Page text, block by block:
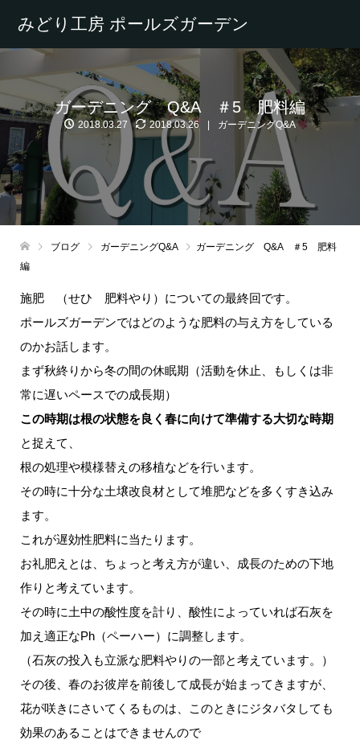
みどり工房 ポールズガーデン
ガーデニング Q&A ＃5 肥料編
2018.03.27 2018.03.26 ガーデニングQ&A
ブログ ガーデニングQ&A
ガーデニング Q&A ＃5 肥料
編
施肥 （せひ 肥料やり）についての最終回です。
ポールズガーデンではどのような肥料の与え方をしている
のかお話します。
まず秋終りから冬の間の休眠期（活動を休止、もしくは非
常に遅いペースでの成長期）
この時期は根の状態を良く春に向けて準備する大切な時期
と捉えて、
根の処理や模様替えの移植などを行います。
その時に十分な土壌改良材として堆肥などを多くすき込み
ます。
これが遅効性肥料に当たります。
お礼肥えとは、ちょっと考え方が違い、成長のための下地
作りと考えています。
その時に土中の酸性度を計り、酸性によっていれば石灰を
加え適正なPh（ペーハー）に調整します。
（石灰の投入も立派な肥料やりの一部と考えています。）
その後、春のお彼岸を前後して成長が始まってきますが、
花が咲きにさいてくるものは、このときにジタバタしても
効果のあることはできませんので